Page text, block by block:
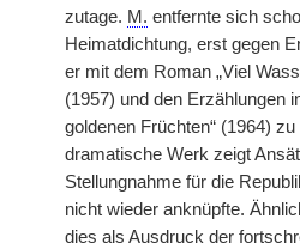
zutage. M. entfernte sich
Heimatdichtung, erst gegen
er mit dem Roman „Viel
(1957) und den Erzählungen
goldenen Früchten“ (1964)
dramatische Werk zeigt
Stellungnahme für die
nicht wieder anknüpfte.
dies als Ausdruck der